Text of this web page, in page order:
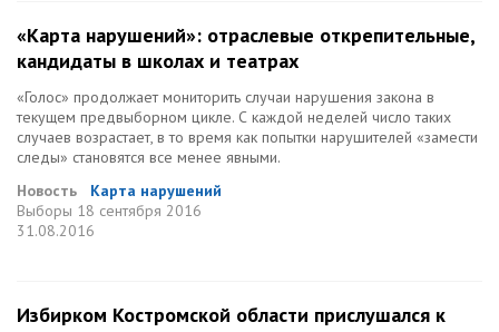
«Карта нарушений»: отраслевые открепительные,
кандидаты в школах и театрах
«Голос» продолжает мониторить случаи нарушения закона в
текущем предвыборном цикле. С каждой неделей число таких
случаев возрастает, в то время как попытки нарушителей «замести
следы» становятся все менее явными.
Новость
Карта нарушений
Выборы 18 сентября 2016
31.08.2016
Избирком Костромской области прислушался к